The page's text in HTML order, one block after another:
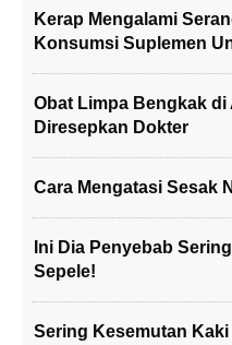
Kerap Mengalami
Konsumsi Suplemen
Obat Limpa Bengkak
Diresepkan Dokter
Cara Mengatasi Sesak
Ini Dia Penyebab
Sepele!
Sering Kesemutan